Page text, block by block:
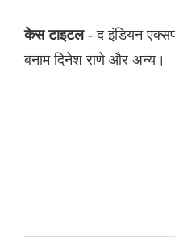
केस टाइटल -द इंडियन
बनाम दिनेश राणे और अन्य।